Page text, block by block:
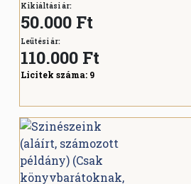
Kikiáltási ár:
50.000 Ft
Leütési ár:
110.000 Ft
Licitek száma: 9